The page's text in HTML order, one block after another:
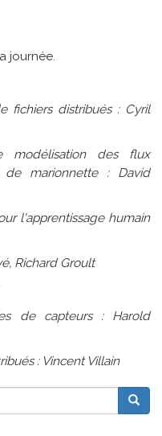
journée.
fichiers distribués : Cyril
modélisation des flux
de marionnette : David
l'apprentissage humain
Richard Groult
de capteurs : Harold
: Vincent Villain